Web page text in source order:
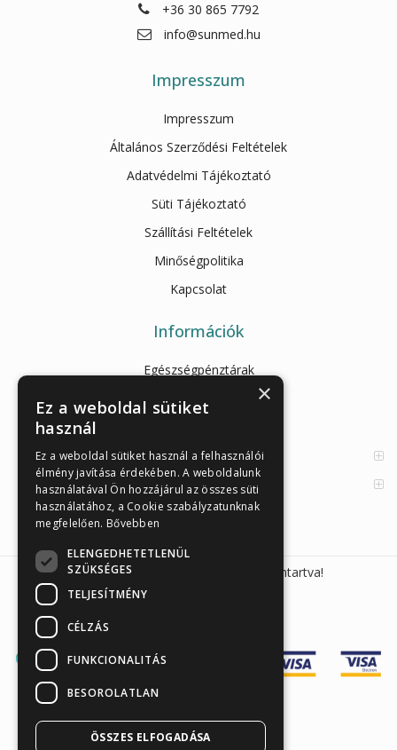
+36 30 865 7792
info@sunmed.hu
Impresszum
Impresszum
Általános Szerződési Feltételek
Adatvédelmi Tájékoztató
Süti Tájékoztató
Szállítási Feltételek
Minőségpolitika
Kapcsolat
Információk
Egészségpénztárak
Cikkek
Enzimes béldaganatszűrés
Orvosi információk
Sunmed Kft. 2026 © Minden jog fenntartva!
×
Ez a weboldal sütiket
használ
Ez a weboldal sütiket használ a felhasználói
élmény javítása érdekében. A weboldalunk
használatával Ön hozzájárul az összes süti
használatához, a Cookie szabályzatunknak
megfelelően. Bővebben
ELENGEDHETETLENÜL
SZÜKSÉGES
TELJESÍTMÉNY
CÉLZÁS
FUNKCIONALITÁS
BESOROLATLAN
ÖSSZES ELFOGADÁSA